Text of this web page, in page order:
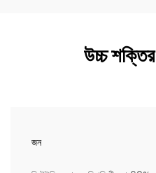
উচ্চ শক্তির
জন